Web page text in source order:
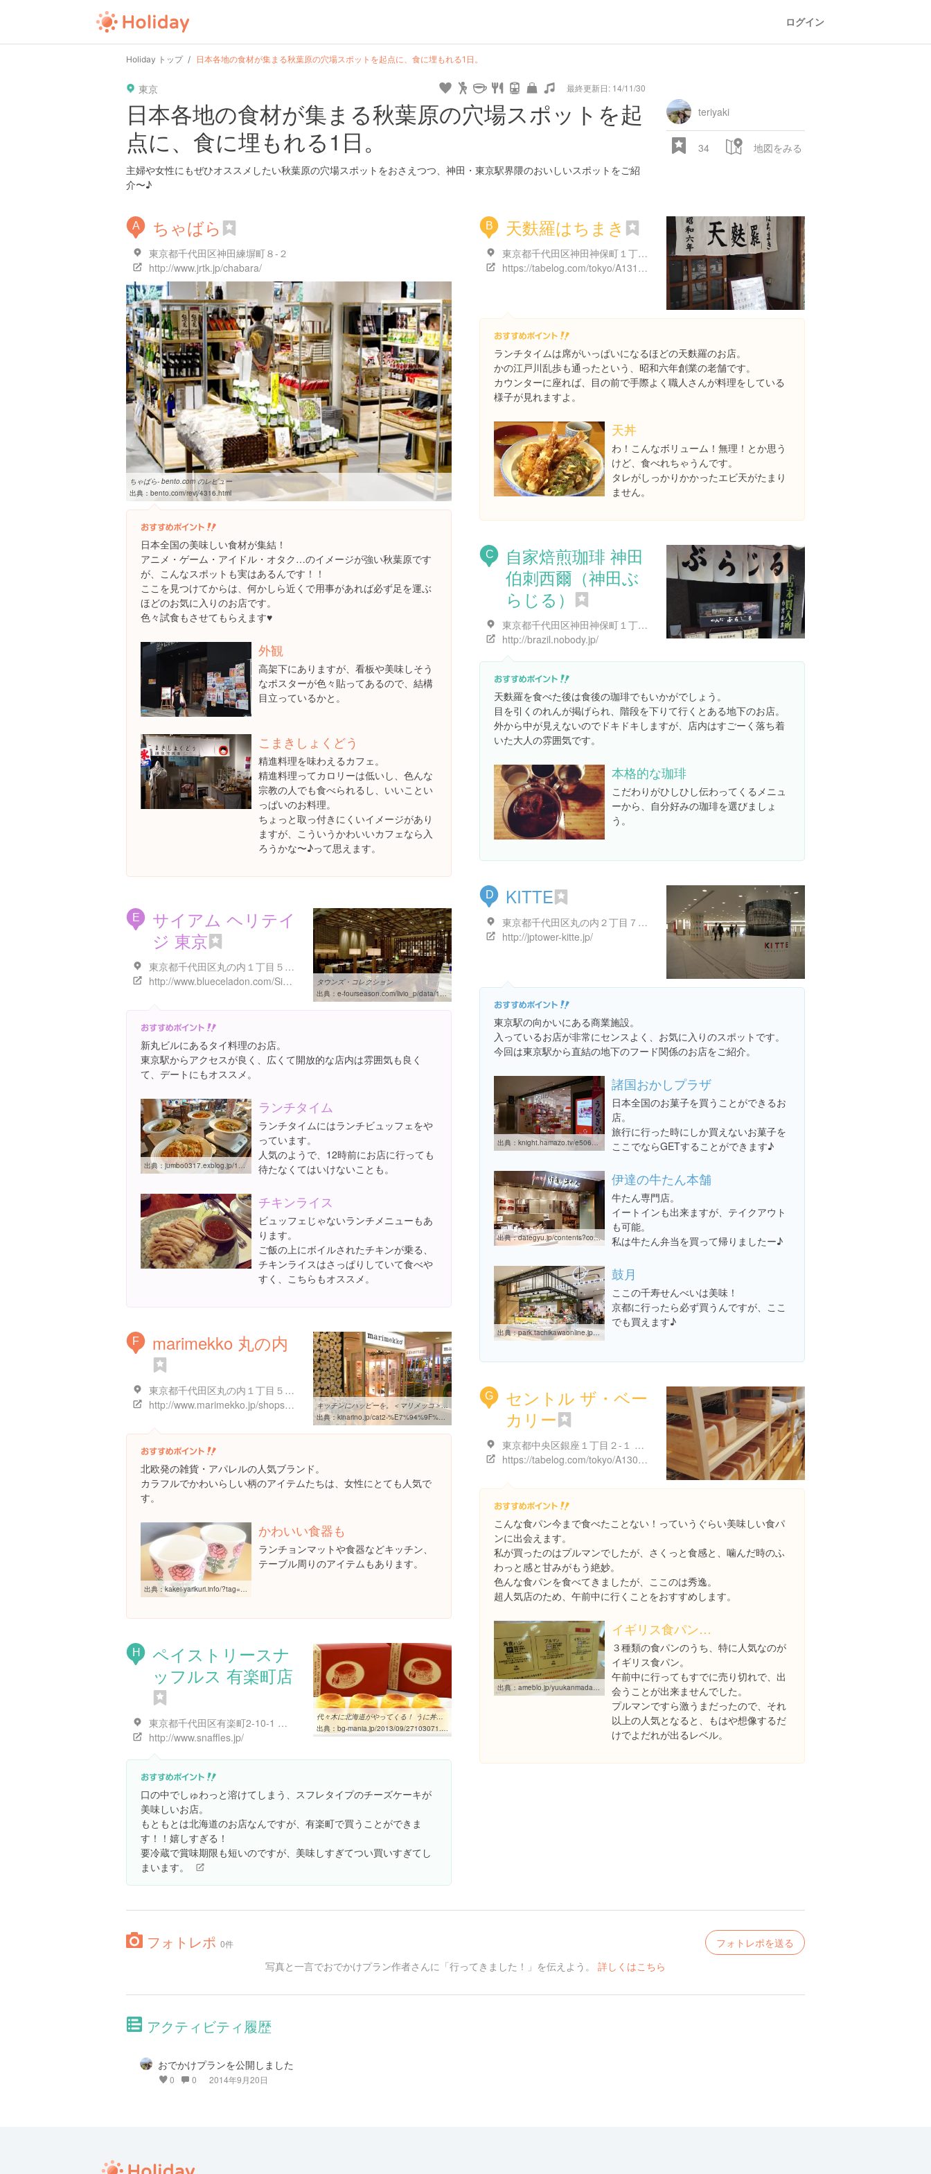
ログイン
Holiday トップ 日本各地の食材が集まる秋葉原の穴場スポットを起点に、食に埋もれる1日。
東京 最終更新日: 14/11/30
日本各地の食材が集まる秋葉原の穴場スポットを起
点に、食に埋もれる1日。
主婦や女性にもぜひオススメしたい秋葉原の穴場スポットをおさえつつ、神田・東京駅界隈のおいしいスポットをご紹
介〜♪
teriyaki
34 地図をみる
A ちゃばら
東京都千代田区神田練塀町８-２
http://www.jrtk.jp/chabara/
ちゃばら- bento.com のレビュー
出典： bento.com/revj/4316.html
日本全国の美味しい食材が集結！
アニメ・ゲーム・アイドル・オタク…のイメージが強い秋葉原です
が、こんなスポットも実はあるんです！！
ここを見つけてからは、何かしら近くで用事があれば必ず足を運ぶ
ほどのお気に入りのお店です。
色々試食もさせてもらえます♥︎
外観
高架下にありますが、看板や美味しそう
なポスターが色々貼ってあるので、結構
目立っているかと。
こまきしょくどう
精進料理を味わえるカフェ。
精進料理ってカロリーは低いし、色んな
宗教の人でも食べられるし、いいことい
っぱいのお料理。
ちょっと取っ付きにくいイメージがあり
ますが、こういうかわいいカフェなら入
ろうかな〜♪って思えます。
B 天麩羅はちまき
東京都千代田区神田神保町１丁目１９-１９ すずらん通りT&Aビル
https://tabelog.com/tokyo/A1310/A131003/13022740/
ランチタイムは席がいっぱいになるほどの天麩羅のお店。
かの江戸川乱歩も通ったという、昭和六年創業の老舗です。
カウンターに座れば、目の前で手際よく職人さんが料理をしている
様子が見れますよ。
天丼
わ！こんなボリューム！無理！とか思う
けど、食べれちゃうんです。
タレがしっかりかかったエビ天がたまり
ません。
C
自家焙煎珈琲 神田
伯刺西爾（神田ぶ
らじる）
東京都千代田区神田神保町１丁目７-１ 書泉グランデ脇小宮山ビル B1
http://brazil.nobody.jp/
天麩羅を食べた後は食後の珈琲でもいかがでしょう。
目を引くのれんが掲げられ、階段を下りて行くとある地下のお店。
外から中が見えないのでドキドキしますが、店内はすごーく落ち着
いた大人の雰囲気です。
本格的な珈琲
こだわりがひしひし伝わってくるメニュ
ーから、自分好みの珈琲を選びましょ
う。
D KITTE
東京都千代田区丸の内２丁目７-２
http://jptower-kitte.jp/
東京駅の向かいにある商業施設。
入っているお店が非常にセンスよく、お気に入りのスポットです。
今回は東京駅から直結の地下のフード関係のお店をご紹介。
出典： knight.hamazo.tv/e5064295.html
諸国おかしプラザ
日本全国のお菓子を買うことができるお
店。
旅行に行った時にしか買えないお菓子を
ここでならGETすることができます♪
出典：dategyu.jp/contents?contents_id=228232
伊達の牛たん本舗
牛たん専門店。
イートインも出来ますが、テイクアウト
も可能。
私は牛たん弁当を買って帰りましたー♪
出典：park.tachikawaonline.jp/shoppingmall/17_kitte_granche.htm
鼓月
ここの千寿せんべいは美味！
京都に行ったら必ず買うんですが、ここ
でも買えます♪
E
サイアム ヘリテイ
ジ 東京
東京都千代田区丸の内１丁目５-１ 新丸の内ビル 6F
http://www.blueceladon.com/Siam_Heritage_Tokyo.html
タウンズ・コレクション
出典： e-fourseason.com/livio_p/data/1571.htm
新丸ビルにあるタイ料理のお店。
東京駅からアクセスが良く、広くて開放的な店内は雰囲気も良く
て、デートにもオススメ。
出典：jumbo0317.exblog.jp/16679691
ランチタイム
ランチタイムにはランチビュッフェをや
っています。
人気のようで、12時前にお店に行っても
待たなくてはいけないことも。
チキンライス
ビュッフェじゃないランチメニューもあ
ります。
ご飯の上にボイルされたチキンが乗る、
チキンライスはさっぱりしていて食べや
すく、こちらもオススメ。
F marimekko 丸の内
東京都千代田区丸の内１丁目５-１ 新丸ビル 1F
http://www.marimekko.jp/shops/view/marunouchi
キッチンにハッピーを。＜マリメッコ＞のとっても可愛い食器をまとめ ...
出典： kinarino.jp/cat2-%E7%94%9F%E6%B4%BB%E9%9B%91%E8%B2%A8/794-%E3%82%AD%E3%83%83%E3%83%81%E3%83%B3%E3%81%AB%E3%83%8F%E3%83%83%E3%83%94%E3%83%BC%E3%82%92%E3%80%82%EF%BC%9C%E3%83%9E%E3%83%AA%E3%83%A1%E3%83%83%E3%82%B3%EF%BC%9E%E3%81%AE%E3%81%A8%E3%81%A3%E3%81%A6%E3%82%82%E5%8F%AF%E6%84%9B%E3%81%84%E9%A3%9F%E5%99%A8%E3%82%92%E3%81%BE%E3%81%A8%E3%82%81%E3%81%9F%E3%82%88%E2%99%AA?page=2
北欧発の雑貨・アパレルの人気ブランド。
カラフルでかわいらしい柄のアイテムたちは、女性にとても人気で
す。
出典：kakei-yarikuri.info/?tag=%E3%83%9E%E3%83%AA%E3%83%A1%E3%83%83%E3%82%B3
かわいい食器も
ランチョンマットや食器などキッチン、
テーブル周りのアイテムもあります。
G
セントル ザ・ベー
カリー
東京都中央区銀座１丁目２-１ 紺屋ビル 1F 東京高速道路
https://tabelog.com/tokyo/A1301/A130101/13157424/
こんな食パン今まで食べたことない！っていうぐらい美味しい食パ
ンに出会えます。
私が買ったのはプルマンでしたが、さくっと食感と、噛んだ時のふ
わっと感と甘みがもう絶妙。
色んな食パンを食べてきましたが、ここのは秀逸。
超人気店のため、午前中に行くことをおすすめします。
出典： ameblo.jp/yuukanmadam/entry-11714099281.html
イギリス食パン…
３種類の食パンのうち、特に人気なのが
イギリス食パン。
午前中に行ってもすでに売り切れで、出
会うことが出来ませんでした。
プルマンですら激うまだったので、それ
以上の人気となると、もはや想像するだ
けでよだれが出るレベル。
H
ペイストリースナ
ッフルス 有楽町店
東京都千代田区有楽町2-10-1 東京交通会館 1F
http://www.snaffles.jp/
代々木に北海道がやってくる！ うに丼、カニが250円の最大級イベント ...
出典： bg-mania.jp/2013/09/27103071.html?mode=photo&n=5
口の中でしゅわっと溶けてしまう、スフレタイプのチーズケーキが
美味しいお店。
もともとは北海道のお店なんですが、有楽町で買うことができま
す！！嬉しすぎる！
要冷蔵で賞味期限も短いのですが、美味しすぎてつい買いすぎてし
まいます。
フォトレポ 0件
フォトレポを送る
写真と一言でおでかけプラン作者さんに「行ってきました！」を伝えよう。 詳しくはこちら
アクティビティ履歴
おでかけプランを公開しました
0 0 2014年9月20日